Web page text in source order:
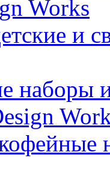
Works
и
наборы